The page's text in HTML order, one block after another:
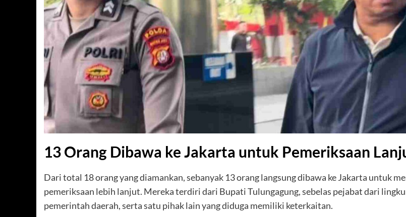
13 Orang Dibawa ke Jakarta untuk Pemeriksaan
Dari total 18 orang yang diamankan, sebanyak 13 orang langsung dibawa ke Jakarta untuk
pemeriksaan lebih lanjut. Mereka terdiri dari Bupati Tulungagung, sebelas pejabat dari
pemerintah daerah, serta satu pihak lain yang diduga memiliki keterkaitan.